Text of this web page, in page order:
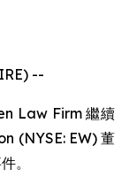
--
Law Firm 繼續
(NYSE: EW) 董
。